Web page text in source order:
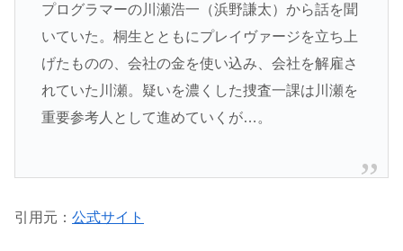
プログラマーの川瀬浩一（浜野謙太）から話を聞
いていた。桐生とともにプレイヴァージを立ち上
げたものの、会社の金を使い込み、会社を解雇さ
れていた川瀬。疑いを濃くした捜査一課は川瀬を
重要参考人として進めていくが…。
引用元： 公式サイト